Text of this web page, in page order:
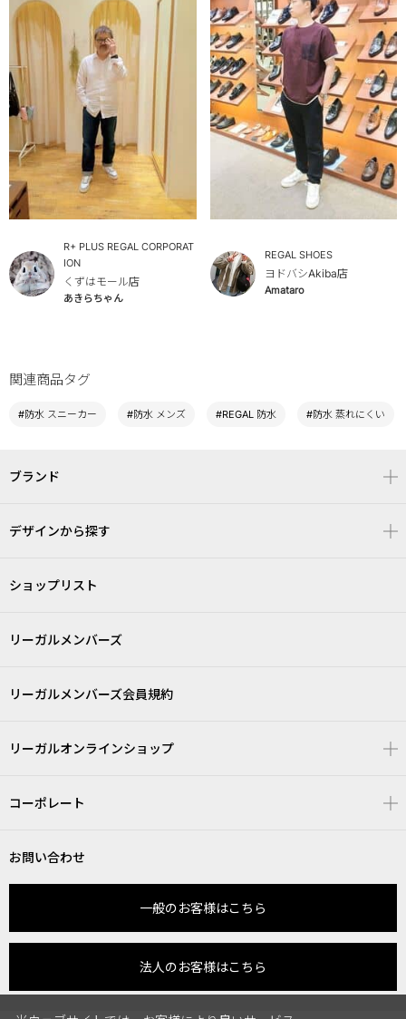
R+ PLUS REGAL CORPORAT
ION
くずはモール店
あきらちゃん
REGAL SHOES
ヨドバシAkiba店
Amataro
関連商品タグ
#防水 スニーカー #防水 メンズ #REGAL 防水 #防水 蒸れにくい
ブランド
デザインから探す
ショップリスト
リーガルメンバーズ
リーガルメンバーズ会員規約
リーガルオンラインショップ
コーポレート
お問い合わせ
一般のお客様はこちら
法人のお客様はこちら